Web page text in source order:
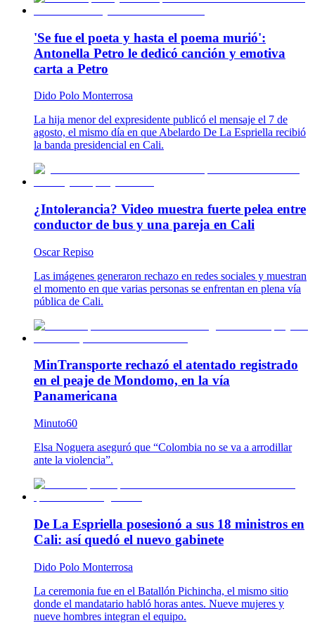
'Se fue el poeta y hasta el poema murió':
Antonella Petro le dedicó canción y emotiva
carta a Petro
Dido Polo Monterrosa
La hija menor del expresidente publicó el mensaje el 7 de
agosto, el mismo día en que Abelardo De La Espriella recibió
la banda presidencial en Cali.
¿Intolerancia? Video muestra fuerte pelea entre
conductor de bus y una pareja en Cali
Oscar Repiso
Las imágenes generaron rechazo en redes sociales y muestran
el momento en que varias personas se enfrentan en plena vía
pública de Cali.
MinTransporte rechazó el atentado registrado
en el peaje de Mondomo, en la vía
Panamericana
Minuto60
Elsa Noguera aseguró que “Colombia no se va a arrodillar
ante la violencia”.
De La Espriella posesionó a sus 18 ministros en
Cali: así quedó el nuevo gabinete
Dido Polo Monterrosa
La ceremonia fue en el Batallón Pichincha, el mismo sitio
donde el mandatario habló horas antes. Nueve mujeres y
nueve hombres integran el equipo.